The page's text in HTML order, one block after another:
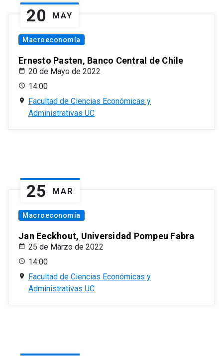
20 MAY
Macroeconomía
Ernesto Pasten, Banco Central de Chile
20 de Mayo de 2022
14:00
Facultad de Ciencias Económicas y
Administrativas UC
25 MAR
Macroeconomía
Jan Eeckhout, Universidad Pompeu Fabra
25 de Marzo de 2022
14:00
Facultad de Ciencias Económicas y
Administrativas UC